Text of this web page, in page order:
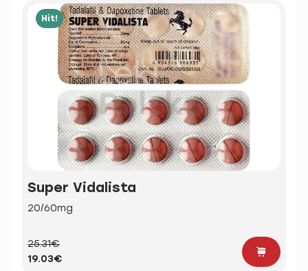
Hit!
Super Vidalista
20/60mg
25.31€
19.03€